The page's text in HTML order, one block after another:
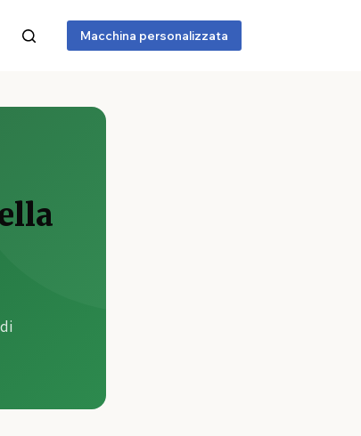
Macchina personalizzata